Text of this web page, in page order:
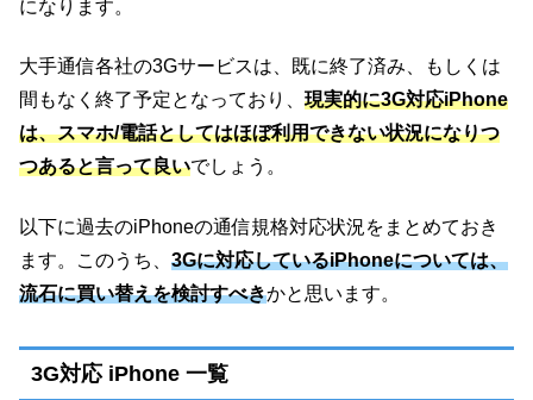
になります。
大手通信各社の3Gサービスは、既に終了済み、もしくは
間もなく終了予定となっており、 現実的に3G対応iPhone
は、スマホ/電話としてはほぼ利用できない状況になりつ
つあると言って良いでしょう。
以下に過去のiPhoneの通信規格対応状況をまとめておき
ます。このうち、 3Gに対応しているiPhoneについては、
流石に買い替えを検討すべきかと思います。
3G対応 iPhone 一覧